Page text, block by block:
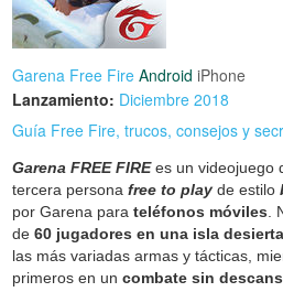
Garena Free Fire Android iPhone
Lanzamiento: Diciembre 2018
Guía Free Fire, trucos, consejos y
Garena FREE FIREes un videojuego
tercera personafree to play de estilo
por Garena parateléfonos móviles
de60 jugadores en una isla desierta
las más variadas armas y tácticas,
primeros en uncombate sin